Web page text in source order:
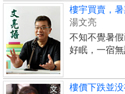
樓宇買賣，
湯文亮
不知不覺暑
好眠，一宿
樓價下跌並